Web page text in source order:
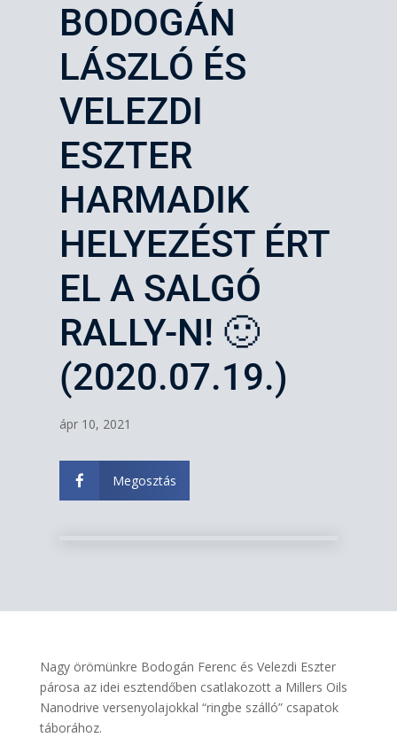
BODOGÁN
LÁSZLÓ ÉS
VELEZDI
ESZTER
HARMADIK
HELYEZÉST ÉRT
EL A SALGÓ
RALLY-N! 🙂
(2020.07.19.)
ápr 10, 2021
 Megosztás
Nagy örömünkre Bodogán Ferenc és Velezdi Eszter
párosa az idei esztendőben csatlakozott a Millers Oils
Nanodrive versenyolajokkal “ringbe szálló” csapatok
táborához.